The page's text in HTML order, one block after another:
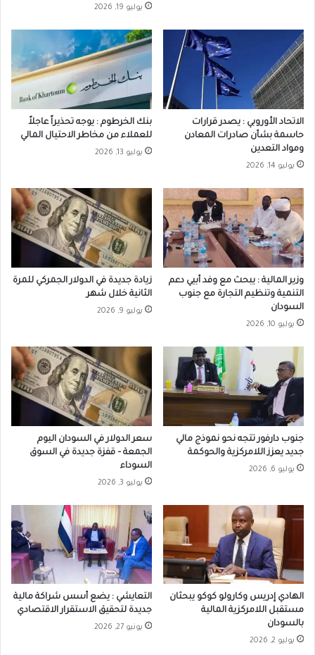
يوليو 19, 2026
الاتحاد الأوروبي : يصدر قرارات
حاسمة بشأن صادرات المعادن
ومواد التعدين
يوليو 14, 2026
بنك الخرطوم : يوجه تحذيراً عاجلاً
للعملاء من مخاطر الاحتيال المالي
يوليو 13, 2026
وزير المالية : يبحث مع وفد أبيي دعم
التنمية وتنظيم التجارة مع جنوب
السودان
يوليو 10, 2026
زيادة جديدة في الدولار الجمركي للمرة
الثانية خلال شهر
يوليو 9, 2026
جنوب دارفور تتجه نحو نموذج مالي
جديد يعزز اللامركزية والحوكمة
يوليو 6, 2026
سعر الدولار في السودان اليوم
الجمعة – قفزة جديدة في السوق
السوداء
يوليو 3, 2026
الهادي إدريس وكارولو كوكو يبحثان
مستقبل اللامركزية المالية
بالسودان
يوليو 2, 2026
التعايشي : يضع أسس شراكة مالية
جديدة لتحقيق الاستقرار الاقتصادي
يونيو 27, 2026